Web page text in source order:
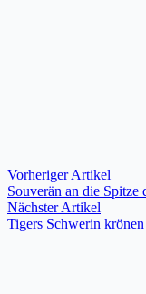
Vorheriger Artikel
Souverän an die
Nächster Artikel
Tigers Schwerin